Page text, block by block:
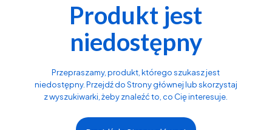
Produkt jest
niedostępny
Przepraszamy, produkt, którego szukasz jest
niedostępny. Przejdź do Strony głównej lub skorzystaj
z wyszukiwarki, żeby znaleźć to, co Cię interesuje.